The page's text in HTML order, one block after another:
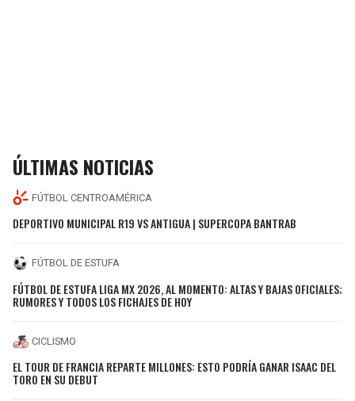
ÚLTIMAS NOTICIAS
FÚTBOL CENTROAMÉRICA
DEPORTIVO MUNICIPAL R19 VS ANTIGUA | SUPERCOPA BANTRAB
FÚTBOL DE ESTUFA
FÚTBOL DE ESTUFA LIGA MX 2026, AL MOMENTO: ALTAS Y BAJAS OFICIALES;
RUMORES Y TODOS LOS FICHAJES DE HOY
CICLISMO
EL TOUR DE FRANCIA REPARTE MILLONES: ESTO PODRÍA GANAR ISAAC DEL
TORO EN SU DEBUT